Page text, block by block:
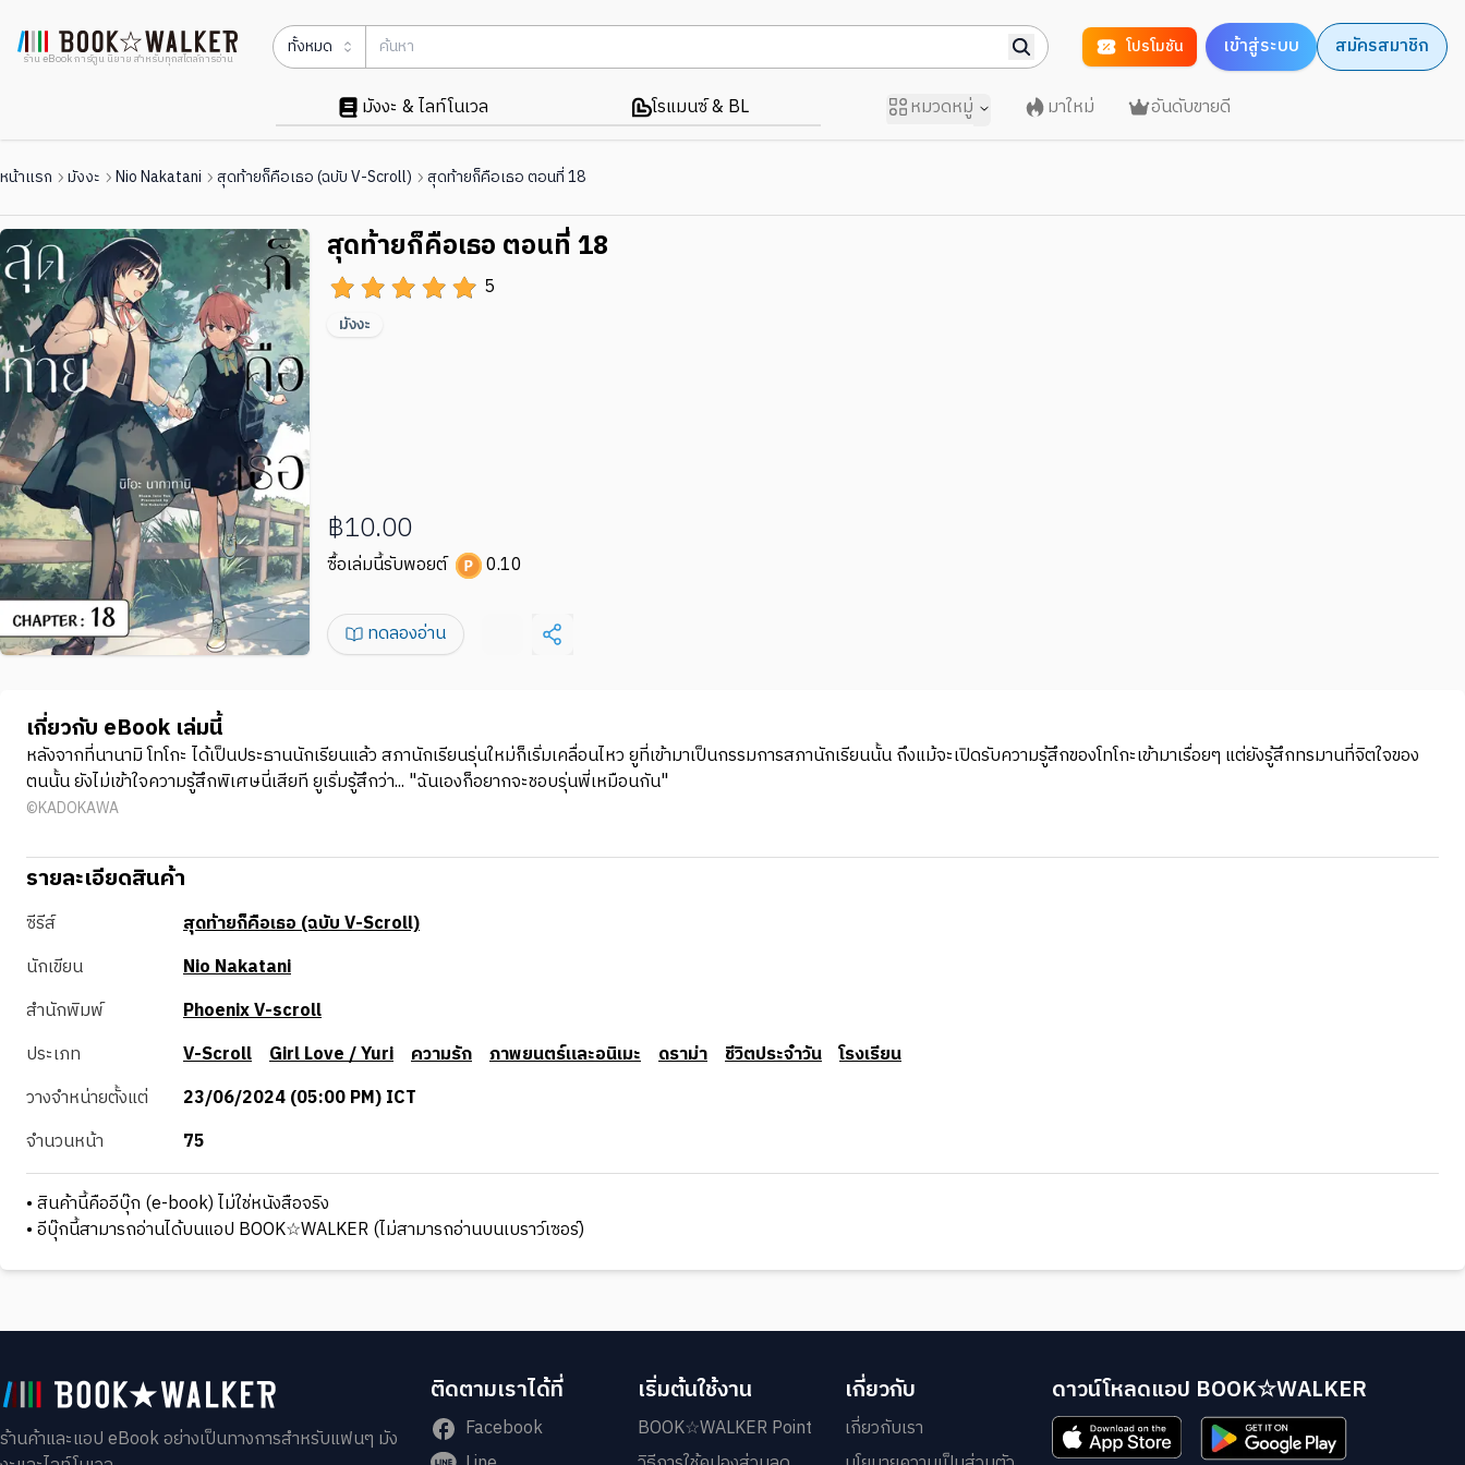
ร้าน eBook การ์ตูน นิยาย สำหรับทุกสไตล์การอ่าน
ทั้งหมด โปรโมชัน เข้าสู่ระบบ สมัครสมาชิก
มังงะ & ไลท์โนเวล โรแมนซ์ & BL หมวดหมู่ มาใหม่ อันดับขายดี
หน้าแรก มังงะ Nio Nakatani สุดท้ายก็คือเธอ (ฉบับ V-Scroll) สุดท้ายก็คือเธอ ตอนที่ 18
สุดท้ายก็คือเธอ ตอนที่ 18
5
มังงะ
฿10.00
ซื้อเล่มนี้รับพอยต์ 0.10
ทดลองอ่าน
เกี่ยวกับ eBook เล่มนี้
หลังจากที่นานามิ โทโกะ ได้เป็นประธานนักเรียนแล้ว สภานักเรียนรุ่นใหม่ก็เริ่มเคลื่อนไหว ยูที่เข้ามาเป็นกรรมการสภานักเรียนนั้น ถึงแม้จะเปิดรับความรู้สึกของโทโกะเข้ามาเรื่อยๆ แต่ยังรู้สึกทรมานที่จิตใจของ
ตนนั้น ยังไม่เข้าใจความรู้สึกพิเศษนี่เสียที ยูเริ่มรู้สึกว่า... "ฉันเองก็อยากจะชอบรุ่นพี่เหมือนกัน"
©KADOKAWA
รายละเอียดสินค้า
ซีรีส์
สุดท้ายก็คือเธอ (ฉบับ V-Scroll)
นักเขียน
Nio Nakatani
สำนักพิมพ์
Phoenix V-scroll
ประเภท
V-Scroll Girl Love / Yuri ความรัก ภาพยนตร์และอนิเมะ ดราม่า ชีวิตประจำวัน โรงเรียน
วางจำหน่ายตั้งแต่
23/06/2024 (05:00 PM) ICT
จำนวนหน้า
75
• สินค้านี้คืออีบุ๊ก (e-book) ไม่ใช่หนังสือจริง
• อีบุ๊กนี้สามารถอ่านได้บนแอป BOOK☆WALKER (ไม่สามารถอ่านบนเบราว์เซอร์)
ร้านค้าและแอป eBook อย่างเป็นทางการสำหรับแฟนๆ มัง
ติดตามเราได้ที่
Facebook
เริ่มต้นใช้งาน
BOOK☆WALKER Point
เกี่ยวกับ
เกี่ยวกับเรา
ดาวน์โหลดแอป BOOK☆WALKER